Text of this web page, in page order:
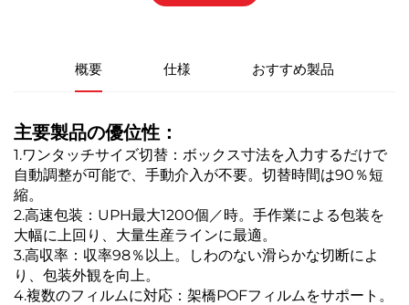
概要 仕様 おすすめ製品
主要製品の優位性：
1.ワンタッチサイズ切替：ボックス寸法を入力するだけで
自動調整が可能で、手動介入が不要。切替時間は90％短
縮。
2.高速包装：UPH最大1200個／時。手作業による包装を
大幅に上回り、大量生産ラインに最適。
3.高収率：収率98％以上。しわのない滑らかな切断によ
り、包装外観を向上。
4.複数のフィルムに対応：架橋POFフィルムをサポート。